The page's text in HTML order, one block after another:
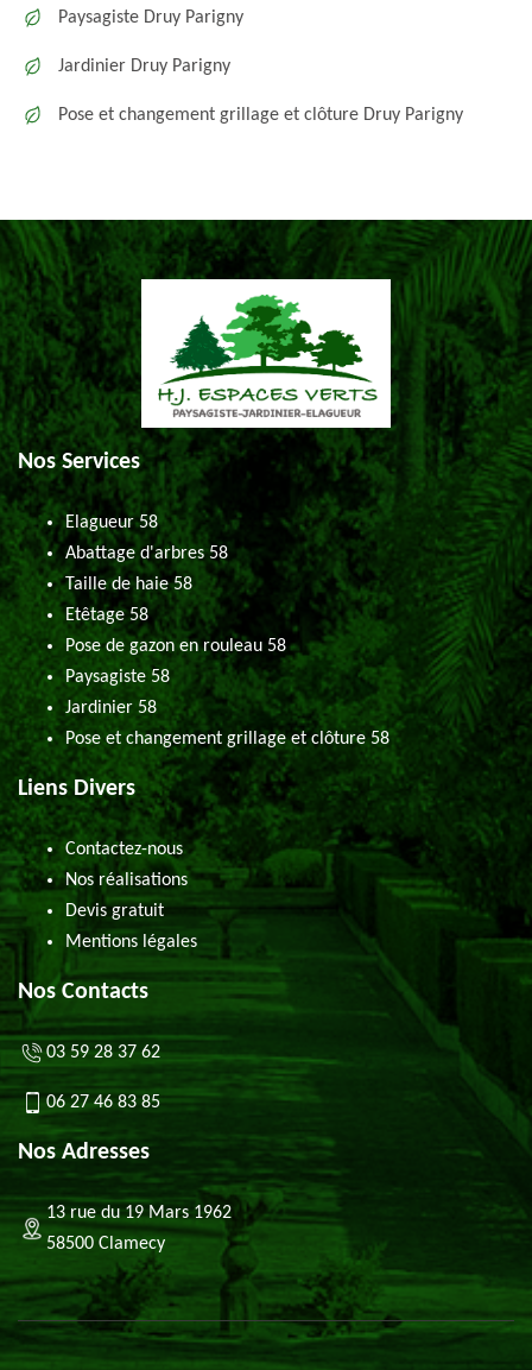
Paysagiste Druy Parigny
Jardinier Druy Parigny
Pose et changement grillage et clôture Druy Parigny
Nos Services
Elagueur 58
Abattage d'arbres 58
Taille de haie 58
Etêtage 58
Pose de gazon en rouleau 58
Paysagiste 58
Jardinier 58
Pose et changement grillage et clôture 58
Liens Divers
Contactez-nous
Nos réalisations
Devis gratuit
Mentions légales
Nos Contacts
03 59 28 37 62
06 27 46 83 85
Nos Adresses
13 rue du 19 Mars 1962
58500 Clamecy